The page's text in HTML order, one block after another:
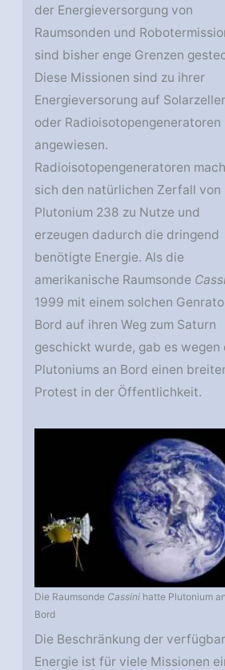
der Energieversorgung von
Raumsonden und
sind bisher enge Grenzen
Diese Missionen sind zu ihrer
Energieversorung auf
oder Radioisotopengeneratoren
angewiesen.
Radioisotopengeneratoren
sich den natürlichen Zerfall von
Plutonium 238 zu Nutze und
erzeugen dadurch die dringend
benötigte Energie. Als die
amerikanische Raumsonde
1999 mit einem solchen
Bord auf ihren Weg zum Saturn
geschickt wurde, gab es wegen
Plutoniums an Bord einen
Protest in der Öffentlichkeit.
Die Raumsonde Cassini hatte Plutonium an
Bord
Die Beschränkung der
Energie ist für viele Missionen